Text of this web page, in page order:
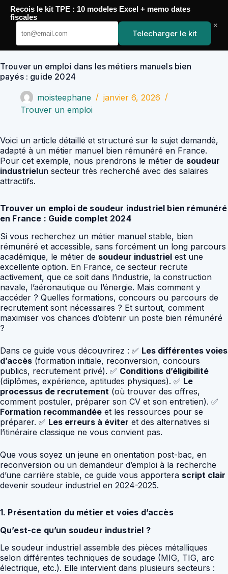
Passer
contenu
YoupiJobs
Trouver un emploi dans les métiers manuels bien
payés : guide 2024
moisteephane
janvier 6, 2026
Trouver un emploi
Voici un article détaillé et structuré sur le sujet demandé,
adapté à un métier manuel bien rémunéré en France.
Pour cet exemple, nous prendrons le métier de soudeur
industrielun secteur très recherché avec des salaires
attractifs.
Trouver un emploi de soudeur industriel bien rémunéré
en France : Guide complet 2024
Si vous recherchez un métier manuel stable, bien
rémunéré et accessible, sans forcément un long parcours
académique, le métier de soudeur industriel est une
excellente option. En France, ce secteur recrute
activement, que ce soit dans l’industrie, la construction
navale, l’aéronautique ou l’énergie. Mais comment y
accéder ? Quelles formations, concours ou parcours de
recrutement sont nécessaires ? Et surtout, comment
maximiser vos chances d’obtenir un poste bien rémunéré
?
Dans ce guide vous découvrirez : ✅ Les différentes voies
d’accès (formation initiale, reconversion, concours
publics, recrutement privé). ✅ Conditions d’éligibilité
(diplômes, expérience, aptitudes physiques). ✅ Le
processus de recrutement (où trouver des offres,
comment postuler, préparer son CV et son entretien). ✅
Formation recommandée et les ressources pour se
préparer. ✅ Les erreurs à éviter et des alternatives si
l’itinéraire classique ne vous convient pas.
Que vous soyez un jeune en orientation post-bac, en
reconversion ou un demandeur d’emploi à la recherche
d’une carrière stable, ce guide vous apportera script clair
devenir soudeur industriel en 2024-2025.
1. Présentation du métier et voies d’accès
Qu’est-ce qu’un soudeur industriel ?
Le soudeur industriel assemble des pièces métalliques
selon différentes techniques de soudage (MIG, TIG, arc
électrique, etc.). Elle intervient dans plusieurs secteurs :
Recois le kit TPE : 10 modeles Excel + memo dates
fiscales
Telecharger le kit
×